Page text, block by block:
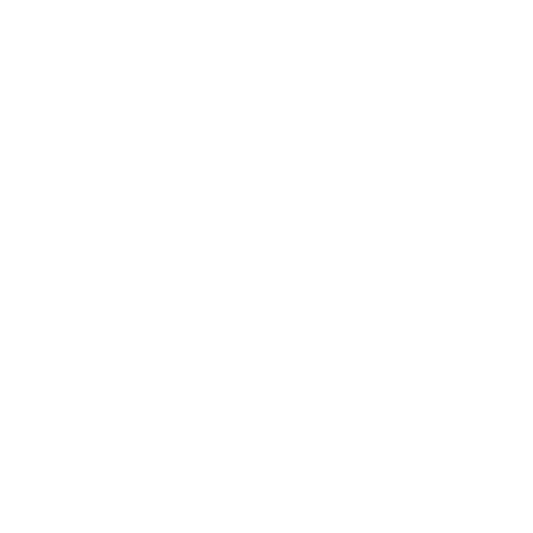
Коллекции сбалансированы
может собрать минигардероб
коллекции BAON по-прежнему
широкий выбор верхней
а также коллекцию
одежды. При разработке
принцип total-look,
и женской одежды аксессуарами.
до 15:59 воскресенья,
из Москвы.
Baon